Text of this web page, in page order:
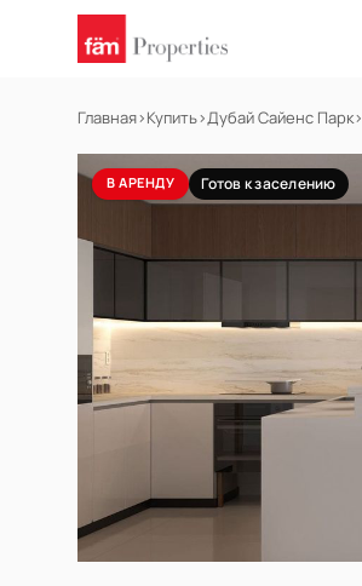
Главная›Купить›Дубай Сайенс Парк›
В АРЕНДУ Готов к заселению